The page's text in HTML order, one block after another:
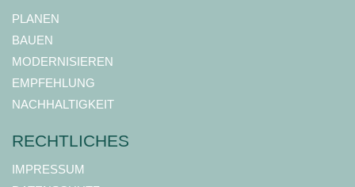
PLANEN
BAUEN
MODERNISIEREN
EMPFEHLUNG
NACHHALTIGKEIT
RECHTLICHES
IMPRESSUM